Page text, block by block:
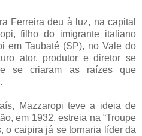
Ferreira deu à luz, na capital
filho do imigrante italiano
em Taubaté (SP), no Vale do
ator, produtor e diretor se
se criaram as raízes que
Mazzaropi teve a ideia de
em 1932, estreia na “Troupe
o caipira já se tornaria líder da